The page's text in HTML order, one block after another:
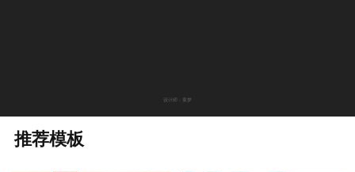
设计师：童梦
推荐模板